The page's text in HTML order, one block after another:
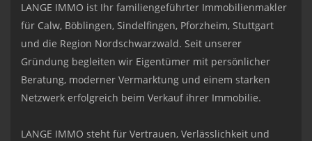
LANGE IMMO ist Ihr familiengeführter Immobilienmakler
für Calw, Böblingen, Sindelfingen, Pforzheim, Stuttgart
und die Region Nordschwarzwald. Seit unserer
Gründung begleiten wir Eigentümer mit persönlicher
Beratung, moderner Vermarktung und einem starken
Netzwerk erfolgreich beim Verkauf ihrer Immobilie.
LANGE IMMO steht für Vertrauen, Verlässlichkeit und